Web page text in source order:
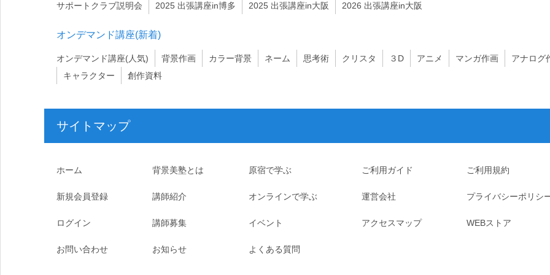
サポートクラブ説明会 2025 出張講座in博多 2025 出張講座in大阪 2026 出張講座in大阪
オンデマンド講座(新着)
オンデマンド講座(人気) 背景作画 カラー背景 ネーム 思考術 クリスタ ３D アニメ マンガ作画
アナログ
キャラクター
創作資料
サイトマップ
ホーム
新規会員登録
ログイン
お問い合わせ
背景美塾とは
講師紹介
講師募集
お知らせ
原宿で学ぶ
オンラインで学ぶ
イベント
よくある質問
ご利用ガイド
運営会社
アクセスマップ
ご利用規約
プライバシーポリシ
WEBストア